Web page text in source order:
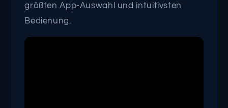
größten App-Auswahl und intuitivsten
Bedienung.